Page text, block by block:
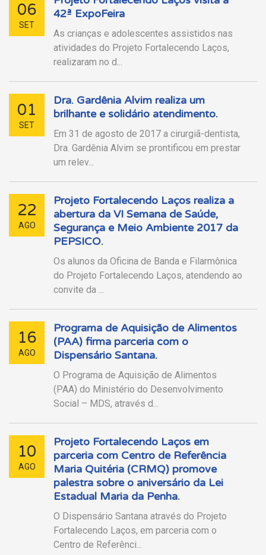
06
SET
42ª ExpoFeira
As crianças e adolescentes assistidos nas
atividades do Projeto Fortalecendo Laços,
realizaram no d...
01
SET
Dra. Gardênia Alvim realiza um
brilhante e solidário atendimento.
Em 31 de agosto de 2017 a cirurgiã-dentista,
Dra. Gardênia Alvim se prontificou em prestar
um relev...
22
AGO
Projeto Fortalecendo Laços realiza a
abertura da VI Semana de Saúde,
Segurança e Meio Ambiente 2017 da
PEPSICO.
Os alunos da Oficina de Banda e Filarmônica
do Projeto Fortalecendo Laços, atendendo ao
convite da ...
16
AGO
Programa de Aquisição de Alimentos
(PAA) firma parceria com o
Dispensário Santana.
O Programa de Aquisição de Alimentos
(PAA) do Ministério do Desenvolvimento
Social – MDS, através d...
10
AGO
Projeto Fortalecendo Laços em
parceria com Centro de Referência
Maria Quitéria (CRMQ) promove
palestra sobre o aniversário da Lei
Estadual Maria da Penha.
O Dispensário Santana através do Projeto
Fortalecendo Laços, em parceria com o
Centro de Referênci...